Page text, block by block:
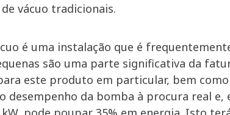
vácuo tradicionais.
é uma instalação que é
são uma parte significativa da
este produto em particular, bem
desempenho da bomba à procura real e,